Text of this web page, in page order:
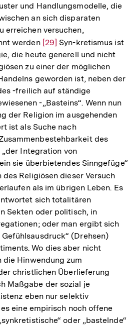
und Handlungsmodelle, die
an sich disparaten
erreichen versuchen,
werden Zur
Auflösung
der
Fußnote
[29] Syn-kretismus ist
die heute generell und nicht
zu einer der möglichen
geworden ist, neben der
-freilich auf ständige
-„Basteins“. Wenn nun
der Religion im ausgehenden
ist als Suche nach
des
Integration von
sie überbietendes Sinngefüge“
des Religiösen dieser Versuch
als im übrigen Leben. Es
sich totalitären
Sekten oder politisch, in
oder man ergibt sich
(Drehsen)
Wo dies aber nicht
Hinwendung zum
christlichen Überlieferung
Maßgabe der sozial je
eben nur selektiv
eine empirisch noch offene
oder „bastelnde“